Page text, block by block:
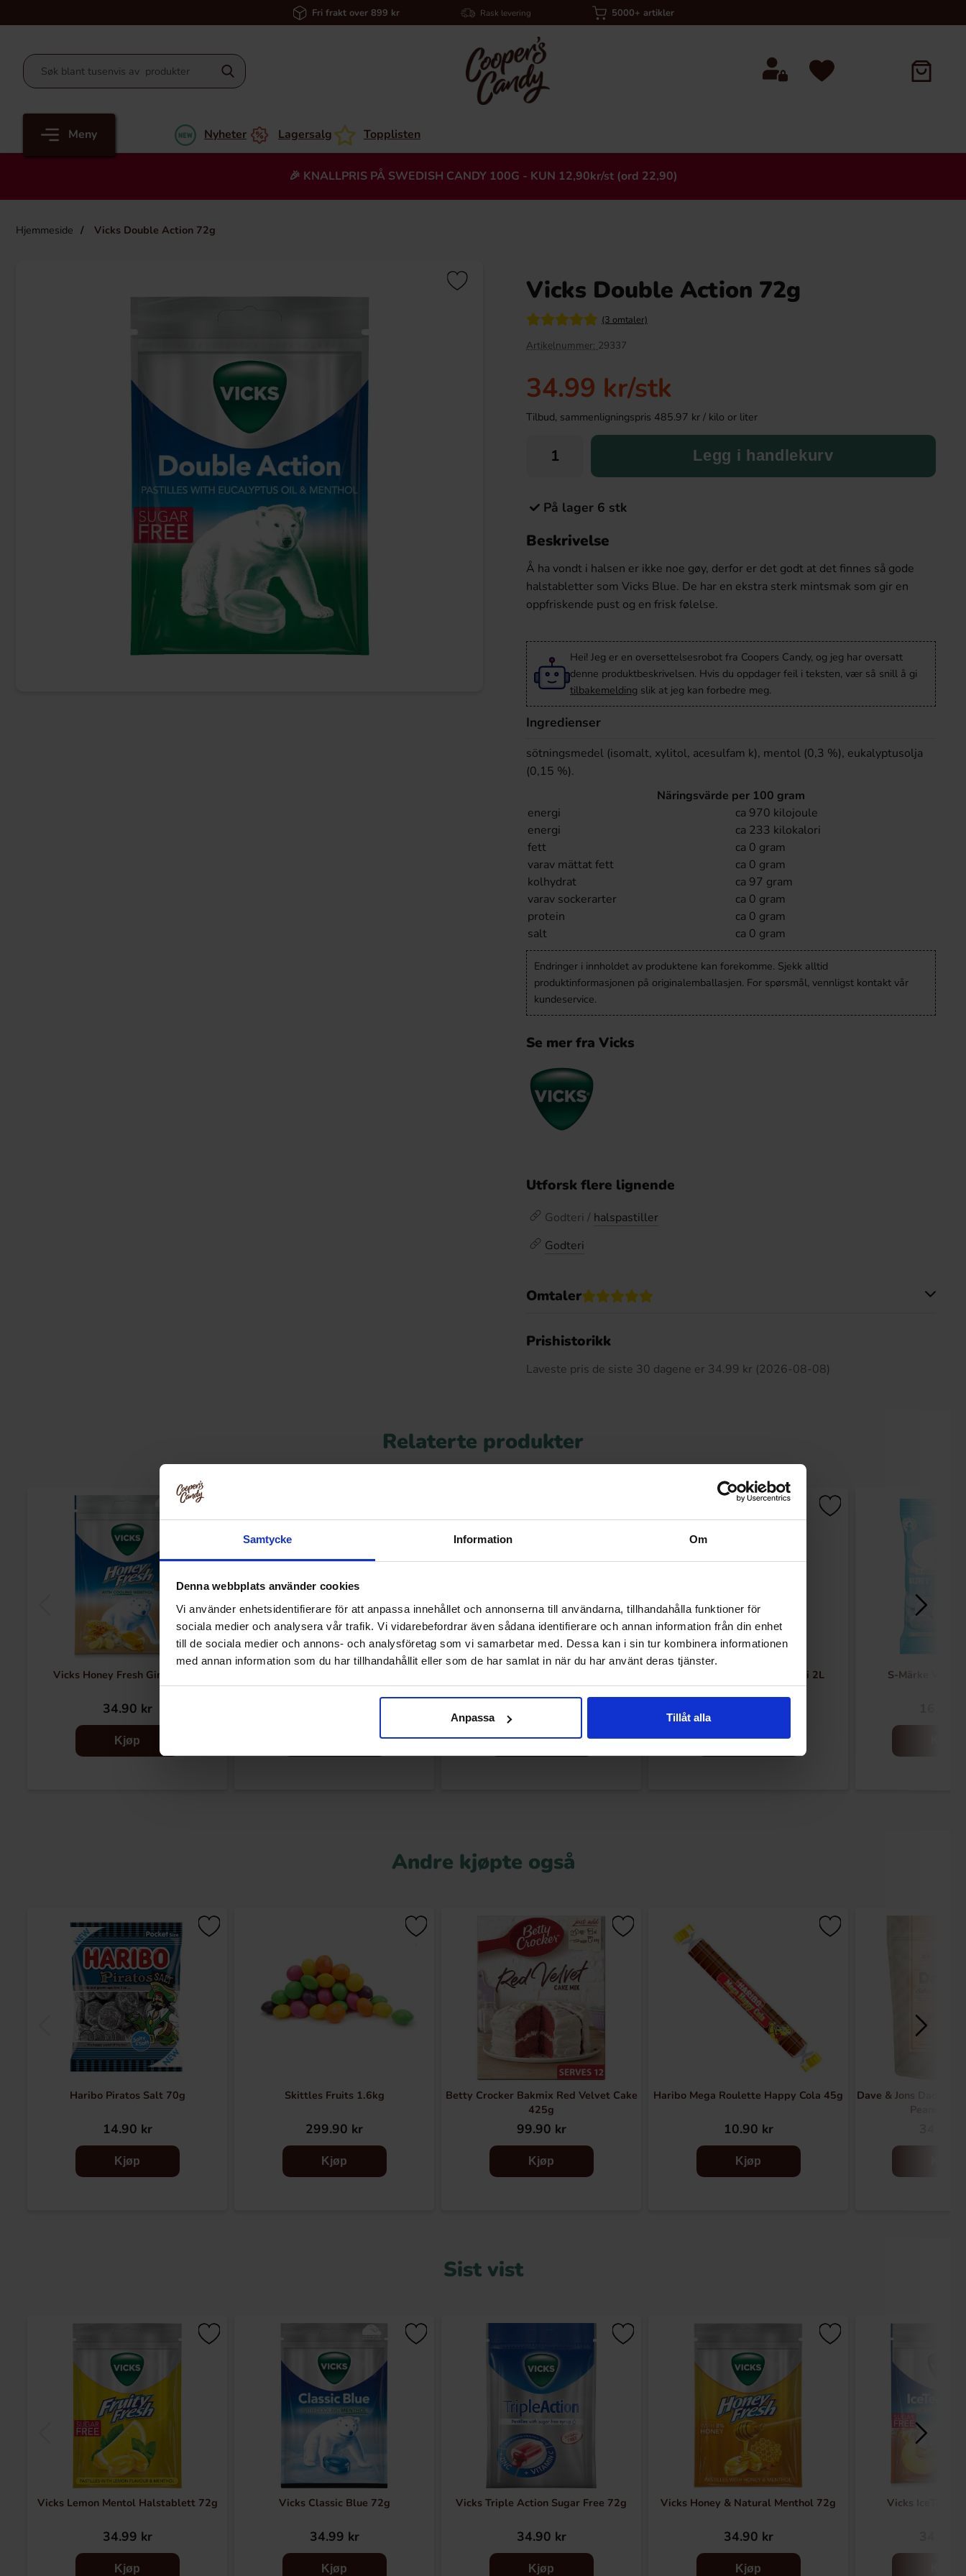
Samtycke Information Om
Denna webbplats använder cookies
Vi använder enhetsidentifierare för att anpassa innehållet och annonserna till användarna, tillhandahålla funktioner för
sociala medier och analysera vår trafik. Vi vidarebefordrar även sådana identifierare och annan information från din enhet
till de sociala medier och annons- och analysföretag som vi samarbetar med. Dessa kan i sin tur kombinera informationen
med annan information som du har tillhandahållit eller som de har samlat in när du har använt deras tjänster.
Anpassa Tillåt alla
Fri frakt over 899 kr Rask levering 5000+ artikler
Meny Nyheter Lagersalg Topplisten
🎉 KNALLPRIS PÅ SWEDISH CANDY 100G - KUN 12,90kr/st (ord 22,90)
Hjemmeside Vicks Double Action 72g
Heading
Twix Kingsize 2-pack 75g
16.91 kr
Red Band Colanappar 1.2kg
239.90 kr
Köp
38.90 kr
Köp Köp
Vicks Double Action 72g
(3 omtaler)
Artikelnummer: 29337
34.99 kr/stk
Tilbud, sammenligningspris 485.97 kr / kilo or liter
Legg i handlekurv
På lager 6 stk
Beskrivelse
Å ha vondt i halsen er ikke noe gøy, derfor er det godt at det finnes så gode
halstabletter som Vicks Blue. De har en ekstra sterk mintsmak som gir en
oppfriskende pust og en frisk følelse.
Hei! Jeg er en oversettelsesrobot fra Coopers Candy, og jeg har oversatt
denne produktbeskrivelsen. Hvis du oppdager feil i teksten, vær så snill å gi
tilbakemelding slik at jeg kan forbedre meg.
Ingredienser
sötningsmedel (isomalt, xylitol, acesulfam k), mentol (0,3 %), eukalyptusolja
(0,15 %).
Näringsvärde per 100 gram
energi
ca 970 kilojoule
energi
ca 233 kilokalori
fett
ca 0 gram
varav mättat fett
ca 0 gram
kolhydrat
ca 97 gram
varav sockerarter
ca 0 gram
protein
ca 0 gram
salt
ca 0 gram
Endringer i innholdet av produktene kan forekomme. Sjekk alltid
produktinformasjonen på originalemballasjen. For spørsmål, vennligst kontakt vår
kundeservice.
Se mer fra Vicks
Utforsk flere lignende
Godteri / halspastiller
Godteri
Omtaler
Prishistorikk
Laveste pris de siste 30 dagene er 34.99 kr (2026-08-08)
Relaterte produkter
Vicks Honey Fresh Ginger 72g
34.90 kr
Kjøp Kjøp
Arla Mjukglassmix Laktosfri 2L
Kjøp
S-Märke
Andre kjøpte også
Haribo Piratos Salt 70g
14.90 kr
Kjøp
Skittles Fruits 1.6kg
299.90 kr
Kjøp
Betty Crocker Bakmix Red Velvet Cake
425g
99.90 kr
Kjøp
Haribo Mega Roulette Happy Cola 45g
10.90 kr
Kjøp
Dave & Jons Dadler
Peanuts
Sist vist
Vicks Lemon Mentol Halstablett 72g
34.99 kr
Kjøp
Vicks Classic Blue 72g
34.99 kr
Kjøp
Vicks Triple Action Sugar Free 72g
34.90 kr
Kjøp
Vicks Honey & Natural Menthol 72g
34.90 kr
Kjøp
Vicks IceTea